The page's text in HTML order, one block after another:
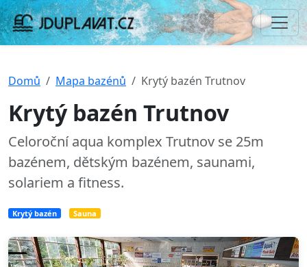
Domů Mapa bazénů Krytý bazén Trutnov
Krytý bazén Trutnov
Celoroční aqua komplex Trutnov se 25m
bazénem, dětským bazénem, saunami,
solariem a fitness.
Krytý bazén Sauna